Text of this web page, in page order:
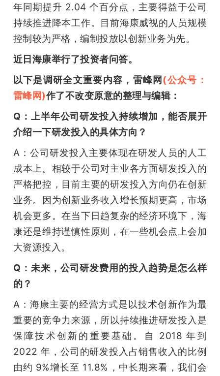
年同期提升 2.04 个百分点，主要得益于公司
持续推进降本工作。目前海康威视的人员规模
控制较为严格，编制投放以创新业务为先。
近日海康举行了投资者问答。
以下是调研全文重要内容，雷峰网(公众号：
雷峰网)作了不改变原意的整理与编辑：
Q：上半年公司研发投入持续增加，能否展开
介绍一下研发投入的具体方向？
A：公司研发投入主要体现在研发人员的人工
成本上。相较于公司对主业各方面研发投入的
严格把控，目前主要的研发投入方向仍在创新
业务。因为创新业务收入增长预期更高，市场
机会更多。在当下日趋复杂的经济环境下，海
康还是维持谨慎性原则，在一些机会点上会加
大资源投入。
Q：未来，公司研发费用的投入趋势是怎么样
的？
A：海康主要的经营方式是以技术创新作为最
重要的竞争力来源，所以持续推进研发投入是
保障技术创新的重要基础。自 2018 年到
2022 年，公司的研发投入占销售收入的比例
由约 9%增长至 11.8%，中长期来看，我们会